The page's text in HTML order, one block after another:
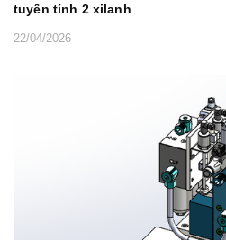
tuyến tính 2 xilanh
22/04/2026